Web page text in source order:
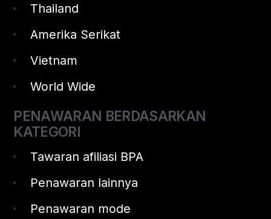
Thailand
Amerika Serikat
Vietnam
World Wide
PENAWARAN BERDASARKAN
KATEGORI
Tawaran afiliasi BPA
Penawaran lainnya
Penawaran mode